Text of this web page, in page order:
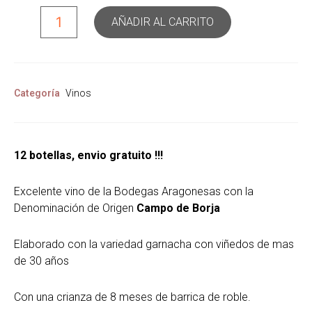
AÑADIR AL CARRITO
Categoría Vinos
12 botellas, envio gratuito !!!
Excelente vino de la Bodegas Aragonesas con la
Denominación de Origen Campo de Borja
Elaborado con la variedad garnacha con viñedos de mas
de 30 años
Con una crianza de 8 meses de barrica de roble.